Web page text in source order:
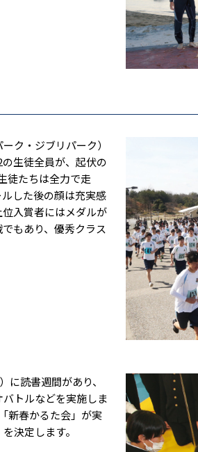
ク・ジブリパーク）
生徒全員が、起伏の
徒たちは全力で走
した後の顔は充実感
入賞者にはメダルが
もあり、優秀クラス
読書週間があり、
トルなどを実施しま
新春かるた会」が実
決定します。